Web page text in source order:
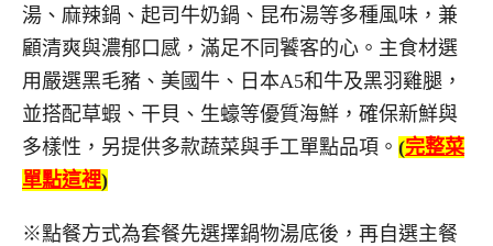
湯、麻辣鍋、起司牛奶鍋、昆布湯等多種風味，兼
顧清爽與濃郁口感，滿足不同饕客的心。主食材選
用嚴選黑毛豬、美國牛、日本A5和牛及黑羽雞腿，
並搭配草蝦、干貝、生蠔等優質海鮮，確保新鮮與
多樣性，另提供多款蔬菜與手工單點品項。 (完整菜
單點這裡)
※點餐方式為套餐先選擇鍋物湯底後，再自選主餐